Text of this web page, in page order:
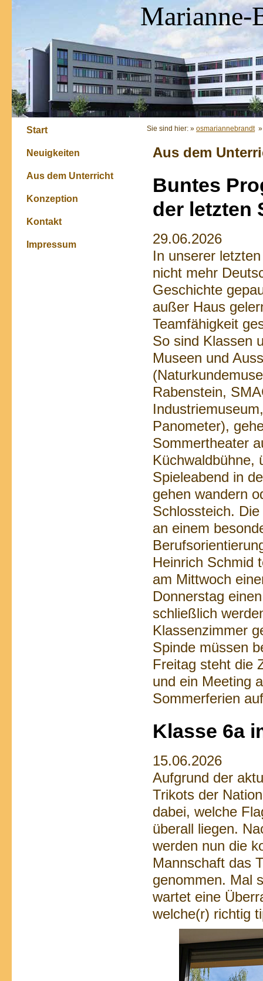
Marianne-
Start
Neuigkeiten
Aus dem Unterricht
Konzeption
Kontakt
Impressum
Sie sind hier: » osmariannebrandt
Aus dem
Buntes
der letzten
29.06.2026
In unserer
nicht mehr
Geschichte
außer Haus
Teamfähigkeit
So sind Klassen
Museen und
Rabenstein,
Panometer),
Sommertheater
Küchwaldbühne,
Spieleabend in
gehen wandern
Schlossteich.
an einem
Heinrich Schmid
am Mittwoch
Donnerstag
schließlich
Klassenzimmer
Spinde müssen
Freitag steht die
und ein Meeting
Sommerferien
Klasse 6a
15.06.2026
Aufgrund der
Trikots der
dabei, welche
überall liegen.
werden nun die
Mannschaft das
genommen. Mal
wartet eine
welche(r) richtig